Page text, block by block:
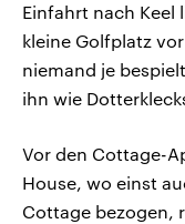
Einfahrt nach Keel
kleine Golfplatz
niemand je
ihn wie
Vor den Cottage-
House, wo einst
Cottage bezogen,